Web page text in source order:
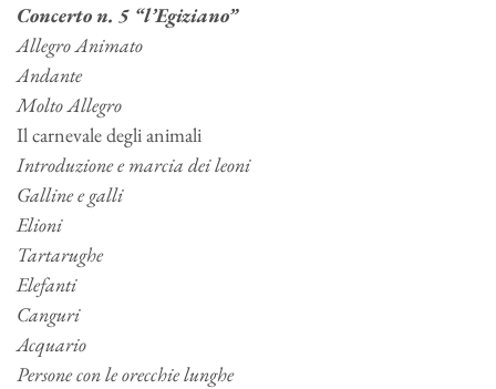
Concerto n. 5 “l’Egiziano”
Allegro Animato
Andante
Molto Allegro
Il carnevale degli animali
Introduzione e marcia dei leoni
Galline e galli
Elioni
Tartarughe
Elefanti
Canguri
Acquario
Persone con le orecchie lunghe